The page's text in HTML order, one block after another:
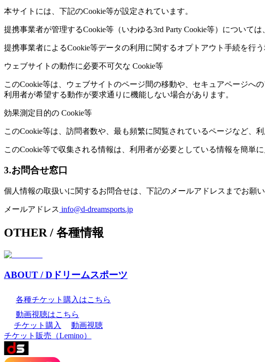
本サイトには、下記のCookie等が設定されています。
提携事業者が管理するCookie等（いわゆる3rd Party Cookie等）について
提携事業者によるCookie等データの利用に関するオプトアウト手続を行
ウェブサイトの動作に必要不可欠な Cookie等
このCookie等は、ウェブサイトのページ間の移動や、セキュアページへ
利用者が希望する動作が要求通りに機能しない場合があります。
効果測定目的の Cookie等
このCookie等は、訪問者数や、最も頻繁に閲覧されているページなど、
このCookie等で収集される情報は、利用者が必要としている情報を簡単
3.お問合せ窓口
個人情報の取扱いに関するお問合せは、下記のメールアドレスまでお願い
メールアドレス info@d-dreamsports.jp
OTHER / 各種情報
ABOUT / Dドリームスポーツ
各種チケット購入はこちら
動画視聴はこちら
チケット購入
動画視聴
チケット販売（Lemino）